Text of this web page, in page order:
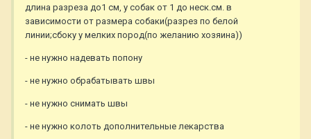
длина разреза до1 см, у собак от 1 до неск.см. в
зависимости от размера собаки(разрез по белой
линии;сбоку у мелких пород(по желанию хозяина))
- не нужно надевать попону
- не нужно обрабатывать швы
- не нужно снимать швы
- не нужно колоть дополнительные лекарства